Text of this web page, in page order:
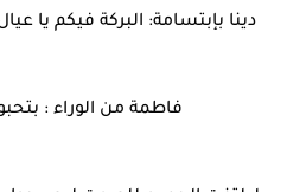
دينا بإبتسامة: البركة فيكم يا
فاطمة من الوراء :